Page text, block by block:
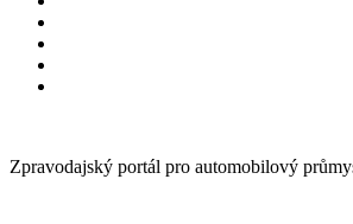
Zpravodajský portál pro automobilový